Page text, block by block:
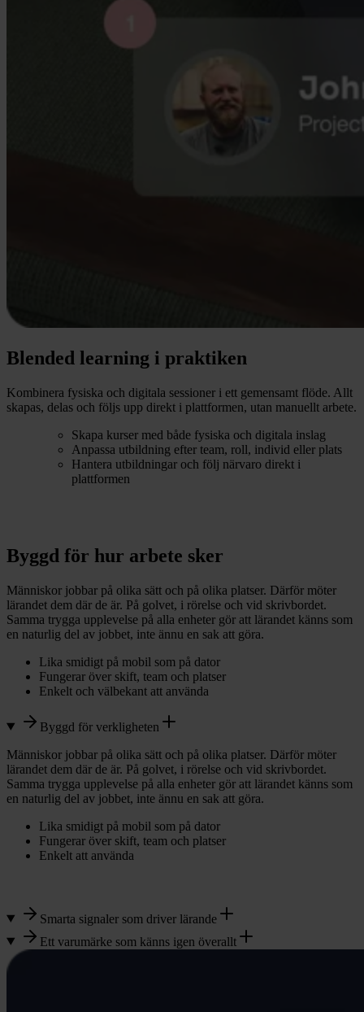
Blended learning i praktiken
Kombinera fysiska och digitala sessioner i ett gemensamt flöde. Allt
skapas, delas och följs upp direkt i plattformen, utan manuellt arbete.
Skapa kurser med både fysiska och digitala inslag
Anpassa utbildning efter team, roll, individ eller plats
Hantera utbildningar och följ närvaro direkt i
plattformen
Byggd för hur arbete sker
Människor jobbar på olika sätt och på olika platser. Därför möter
lärandet dem där de är. På golvet, i rörelse och vid skrivbordet.
Samma trygga upplevelse på alla enheter gör att lärandet känns som
en naturlig del av jobbet, inte ännu en sak att göra.
Lika smidigt på mobil som på dator
Fungerar över skift, team och platser
Enkelt och välbekant att använda
Byggd för verkligheten
Människor jobbar på olika sätt och på olika platser. Därför möter
lärandet dem där de är. På golvet, i rörelse och vid skrivbordet.
Samma trygga upplevelse på alla enheter gör att lärandet känns som
en naturlig del av jobbet, inte ännu en sak att göra.
Lika smidigt på mobil som på dator
Fungerar över skift, team och platser
Enkelt att använda
Smarta signaler som driver lärande
Automatiserade påminnelser som gör lärande till en naturlig del av
arbetsdagen.
Ett varumärke som känns igen överallt
Forma Learningbank så att det ser ut och känns som ert varumärke.